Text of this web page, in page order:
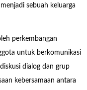
sebuah keluarga
perkembangan
untuk berkomunikasi
dialog dan grup
kebersamaan antara